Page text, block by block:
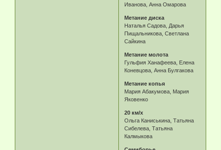
Иванова, Анна Омарова
Метание диска
Наталья Садова, Дарья
Пищальникова, Светлана
Сайкина
Метание молота
Гульфия Ханафеева, Елена
Коневцова, Анна Булгакова
Метание копья
Мария Абакумова, Мария
Яковенко
20 км/х
Ольга Каниськина, Татьяна
Сибелева, Татьяна
Калмыкова